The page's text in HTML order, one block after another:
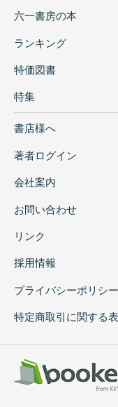
六一書房の本
ランキング
特価図書
特集
書店様へ
著者ログイン
会社案内
お問い合わせ
リンク
採用情報
プライバシーポリシー
特定商取引に関する